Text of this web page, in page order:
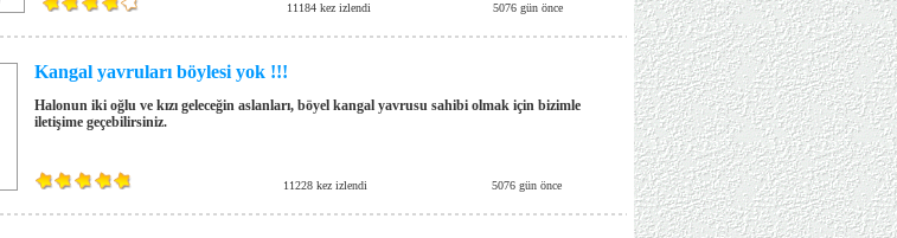
11184 kez izlendi 5076 gün önce
Kangal yavruları böylesi yok !!!
Halonun iki oğlu ve kızı geleceğin aslanları, böyel kangal yavrusu sahibi olmak için bizimle
iletişime geçebilirsiniz.
11228 kez izlendi 5076 gün önce